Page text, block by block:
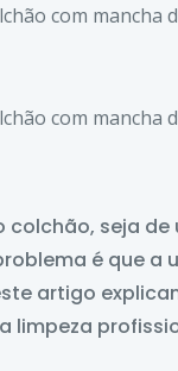
colchão, seja
é que a
artigo
limpeza